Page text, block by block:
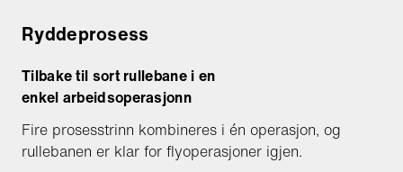
Ryddeprosess
Tilbake til sort rullebane i en
enkel arbeidsoperasjonn
Fire prosesstrinn kombineres i én operasjon, og
rullebanen er klar for flyoperasjoner igjen.